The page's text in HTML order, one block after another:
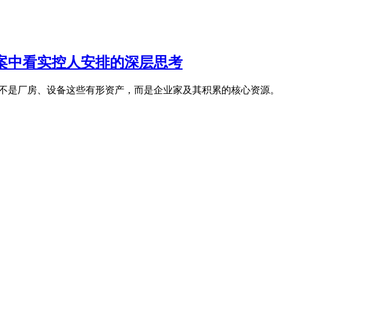
看实控人安排的深层思考
厂房、设备这些有形资产，而是企业家及其积累的核心资源。